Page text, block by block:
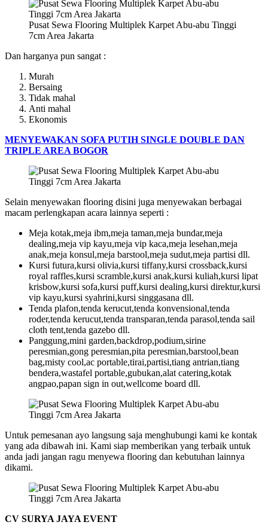
Pusat Sewa Flooring Multiplek Karpet Abu-abu Tinggi
7cm Area Jakarta
Dan harganya pun sangat :
Murah
Bersaing
Tidak mahal
Anti mahal
Ekonomis
MENYEWAKAN SOFA PUTIH SINGLE DOUBLE DAN
TRIPLE AREA BOGOR
Selain menyewakan flooring disini juga menyewakan berbagai
macam perlengkapan acara lainnya seperti :
Meja kotak,meja ibm,meja taman,meja bundar,meja
dealing,meja vip kayu,meja vip kaca,meja lesehan,meja
anak,meja konsul,meja barstool,meja sudut,meja partisi dll.
Kursi futura,kursi olivia,kursi tiffany,kursi crossback,kursi
royal raffles,kursi scramble,kursi anak,kursi kuliah,kursi lipat
krisbow,kursi sofa,kursi puff,kursi dealing,kursi direktur,kursi
vip kayu,kursi syahrini,kursi singgasana dll.
Tenda plafon,tenda kerucut,tenda konvensional,tenda
roder,tenda kerucut,tenda transparan,tenda parasol,tenda sail
cloth tent,tenda gazebo dll.
Panggung,mini garden,backdrop,podium,sirine
peresmian,gong peresmian,pita peresmian,barstool,bean
bag,misty cool,ac portable,tirai,partisi,tiang antrian,tiang
bendera,wastafel portable,gubukan,alat catering,kotak
angpao,papan sign in out,wellcome board dll.
Untuk pemesanan ayo langsung saja menghubungi kami ke kontak
yang ada dibawah ini. Kami siap memberikan yang terbaik untuk
anda jadi jangan ragu menyewa flooring dan kebutuhan lainnya
dikami.
CV SURYA JAYA EVENT